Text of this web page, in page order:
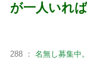
が一人いれ
288 ： 名無し募集中